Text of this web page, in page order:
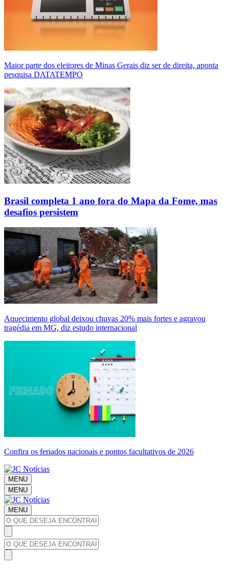
Maior parte dos eleitores de Minas Gerais diz ser de direita, aponta
pesquisa DATATEMPO
Brasil completa 1 ano fora do Mapa da Fome, mas
desafios persistem
Aquecimento global deixou chuvas 20% mais fortes e agravou
tragédia em MG, diz estudo internacional
Confira os feriados nacionais e pontos facultativos de 2026
MENU
MENU
MENU